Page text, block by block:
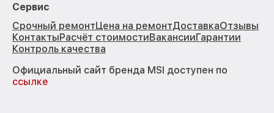
Сервис
Срочный ремонтЦена на ремонтДоставкаОтзывы
КонтактыРасчёт стоимостиВакансииГарантии
Контроль качества
Официальный сайт бренда MSI доступен по
ссылке